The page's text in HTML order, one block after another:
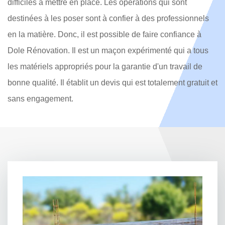
difficiles à mettre en place. Les opérations qui sont
destinées à les poser sont à confier à des professionnels
en la matière. Donc, il est possible de faire confiance à
Dole Rénovation. Il est un maçon expérimenté qui a tous
les matériels appropriés pour la garantie d'un travail de
bonne qualité. Il établit un devis qui est totalement gratuit et
sans engagement.